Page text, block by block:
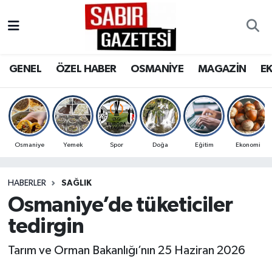
GENEL ÖZEL HABER OSMANİYE MAGAZİN
Osmaniye Yemek Spor Doğa Eğitim Ekonomi
HABERLER SAĞLIK
Osmaniye’de tüketiciler
tedirgin
Tarım ve Orman Bakanlığı’nın 25 Haziran 2026
OSMANİYE
MAGAZİN
SPOR
RESMİ İLANLAR
Osmaniye Nöbetçi Eczaneler
Osmaniye Trafik Yoğunluk Haritası
Süper Lig Puan Durumu ve Fikstür
Son Dakika Haberleri
Haber Arşivi